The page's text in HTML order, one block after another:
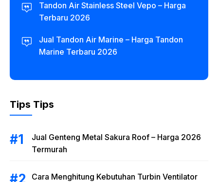
Tandon Air Stainless Steel Vepo – Harga
Terbaru 2026
Jual Tandon Air Marine – Harga Tandon
Marine Terbaru 2026
Tips Tips
Jual Genteng Metal Sakura Roof – Harga 2026
Termurah
Cara Menghitung Kebutuhan Turbin Ventilator